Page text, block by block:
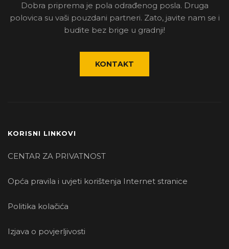
Dobra priprema je pola odrađenog posla. Druga
polovica su vaši pouzdani partneri. Zato, javite nam se i
budite bez brige u gradnji!
KONTAKT
KORISNI LINKOVI
CENTAR ZA PRIVATNOST
Opća pravila i uvjeti korištenja Internet stranice
Politika kolačića
Izjava o povjerljivosti